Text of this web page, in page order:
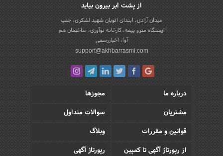
از پشت ابر بیرون بیاید
میدان آزادی، ابتدای اتوبان شهید لشکری، جنب
ایستگاه مترو بیمه، کارخانه نوآوری، ساختمان هم
آوا، اخباررسمی
support@akhbarrasmi.com
درباره ما
مجوزها
مشتریان
سوالات متداول
قوانین و مقررات
وبلاگ
از رپورتاژ آگهی تا کمپین
رپورتاژ آگهی